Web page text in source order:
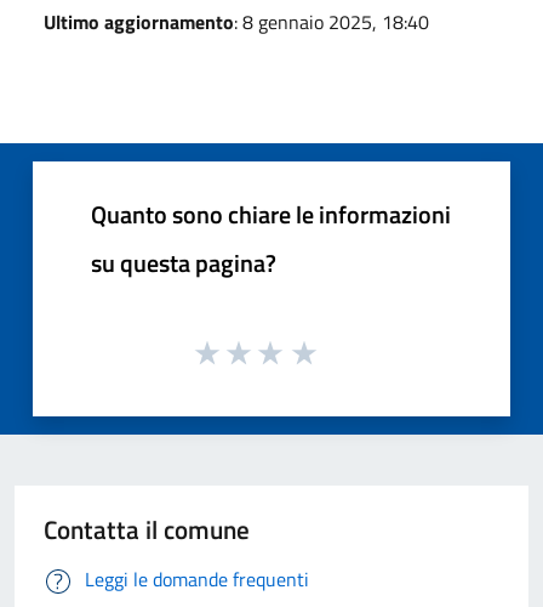
Ultimo aggiornamento: 8 gennaio 2025, 18:40
Quanto sono chiare le informazioni
su questa pagina?
Contatta il comune
Leggi le domande frequenti